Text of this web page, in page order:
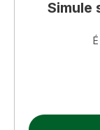
Simule